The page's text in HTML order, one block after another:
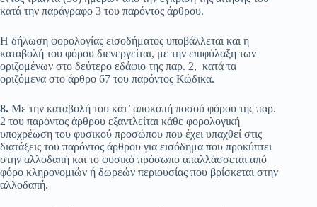
κατά την παράγραφο 3 του παρόντος άρθρου.
Η δήλωση φορολογίας εισοδήματος υποβάλλεται και η
καταβολή του φόρου διενεργείται, με την επιφύλαξη των
οριζομένων στο δεύτερο εδάφιο της παρ. 2, κατά τα
οριζόμενα στο άρθρο 67 του παρόντος Κώδικα.
8. Με την καταβολή του κατ’ αποκοπή ποσού φόρου της παρ.
2 του παρόντος άρθρου εξαντλείται κάθε φορολογική
υποχρέωση του φυσικού προσώπου που έχει υπαχθεί στις
διατάξεις του παρόντος άρθρου για εισόδημα που προκύπτει
στην αλλοδαπή και το φυσικό πρόσωπο απαλλάσσεται από
φόρο κληρονομιών ή δωρεών περιουσίας που βρίσκεται στην
αλλοδαπή.